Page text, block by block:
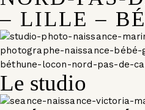
– LILLE –
Le studio